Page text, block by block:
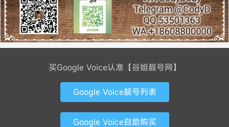
买Google Voice认准【谷姐靓号网】
Google Voice靓号列表
Google Voice自助购买